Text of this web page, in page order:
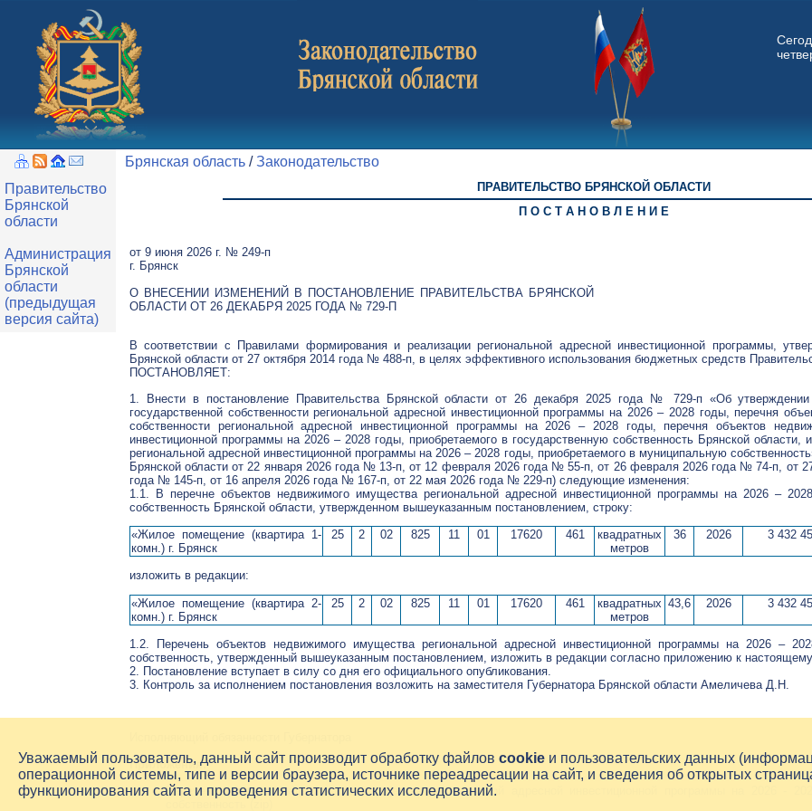
Правительство
Брянской
области
Администрация
Брянской
области
(предыдущая
версия сайта)
Брянская область /Законодательство
ПРАВИТЕЛЬСТВО БРЯНСКОЙ ОБЛАСТИ
П О С Т А Н О В Л Е Н И Е
от 9 июня 2026 г. № 249-п
г. Брянск
О ВНЕСЕНИИ ИЗМЕНЕНИЙ В ПОСТАНОВЛЕНИЕ ПРАВИТЕЛЬСТВА БРЯНСКОЙ
ОБЛАСТИ ОТ 26 ДЕКАБРЯ 2025 ГОДА № 729-П
В соответствии с Правилами формирования и реализации региональной адресной инвестиционной программы,
Брянской области от 27 октября 2014 года № 488-п, в целях эффективного использования бюджетных средств
ПОСТАНОВЛЯЕТ:
1. Внести в постановление Правительства Брянской области от 26 декабря 2025 года № 729-п «Об
государственной собственности региональной адресной инвестиционной программы на 2026 – 2028 годы, перечня
собственности региональной адресной инвестиционной программы на 2026 – 2028 годы, перечня объектов
инвестиционной программы на 2026 – 2028 годы, приобретаемого в государственную собственность Брянской
региональной адресной инвестиционной программы на 2026 – 2028 годы, приобретаемого в муниципальную
Брянской области от 22 января 2026 года № 13-п, от 12 февраля 2026 года № 55-п, от 26 февраля 2026 года № 74-п, от
года № 145-п, от 16 апреля 2026 года № 167-п, от 22 мая 2026 года № 229-п) следующие изменения:
1.1. В перечне объектов недвижимого имущества региональной адресной инвестиционной программы на 2026 –
собственность Брянской области, утвержденном вышеуказанным постановлением, строку:
«Жилое помещение (квартира 1-
комн.) г. Брянск
25 2 02 825 11 01 17620 461
квадратных
метров
36 2026 3 432
изложить в редакции:
«Жилое помещение (квартира 2-
комн.) г. Брянск
25 2 02 825 11 01 17620 461
квадратных
метров
43,6 2026 3 432
1.2. Перечень объектов недвижимого имущества региональной адресной инвестиционной программы на 2026 –
собственность, утвержденный вышеуказанным постановлением, изложить в редакции согласно приложению к
2. Постановление вступает в силу со дня его официального опубликования.
3. Контроль за исполнением постановления возложить на заместителя Губернатора Брянской области Амеличева Д.Н.
Приложения:
Перечень объектов недвижимого имущества региональной адресной инвестиционной программы на 2026 -
Уважаемый пользователь, данный сайт производит обработку файлов cookie и пользовательских данных
операционной системы, типе и версии браузера, источнике переадресации на сайт, и сведения об открытых
функционирования сайта и проведения статистических исследований.